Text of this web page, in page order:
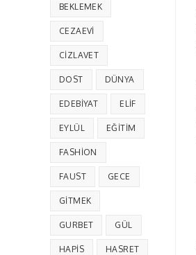
BEKLEMEK
CEZAEVI
CIZLAVET
DOST DÜNYA
EDEBIYAT ELIF
EYLÜL EĞITIM
FASHION
FAUST GECE
GITMEK
GURBET GÜL
HAPIS HASRET